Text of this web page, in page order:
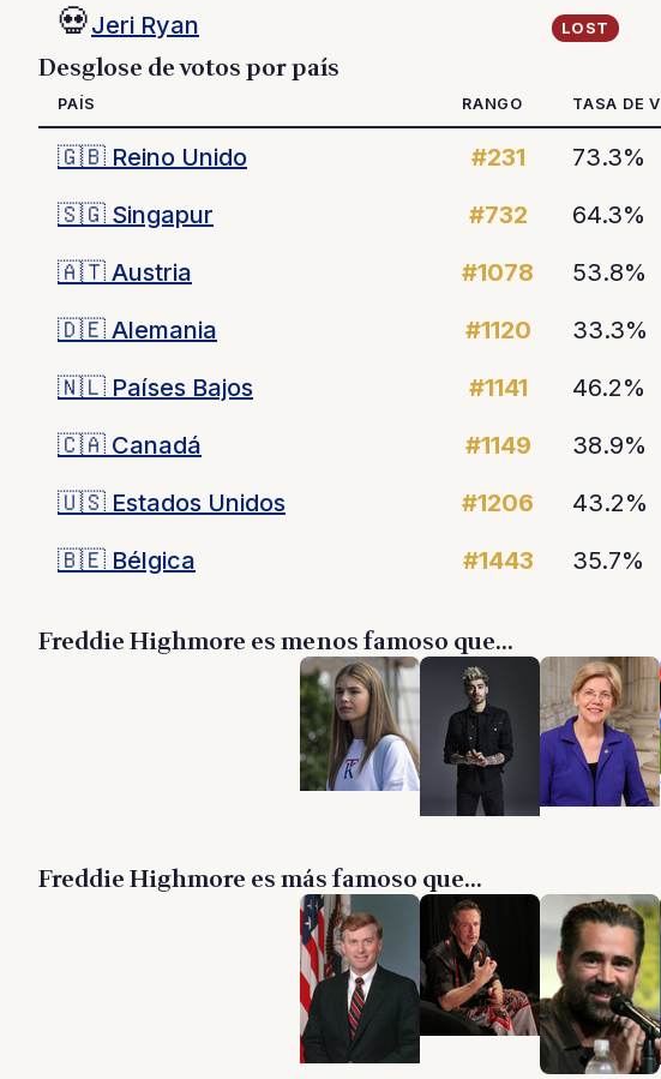
💀Jeri Ryan LOST
Desglose de votos por país
PAÍS RANGO TASA DE
🇬🇧 Reino Unido #231 73.3%
🇸🇬 Singapur #732 64.3%
🇦🇹 Austria #1078 53.8%
🇩🇪 Alemania #1120 33.3%
🇳🇱 Países Bajos #1141 46.2%
🇨🇦 Canadá #1149 38.9%
🇺🇸 Estados Unidos #1206 43.2%
🇧🇪 Bélgica #1443 35.7%
Freddie Highmore es menos famoso que...
Freddie Highmore es más famoso que...